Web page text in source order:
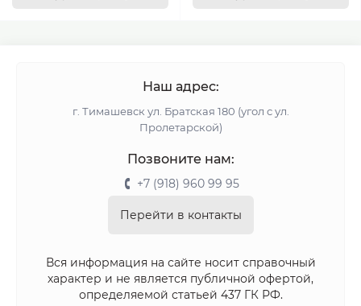
Наш адрес:
г. Тимашевск ул. Братская 180 (угол с ул.
Пролетарской)
Позвоните нам:
+7 (918) 960 99 95
Перейти в контакты
Вся информация на сайте носит справочный
характер и не является публичной офертой,
определяемой статьей 437 ГК РФ.